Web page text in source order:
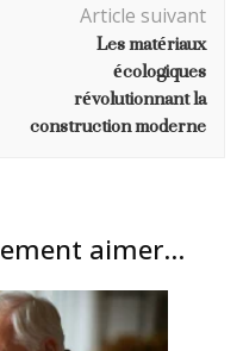
Article suivant
Les matériaux
écologiques
révolutionnant la
construction moderne
aimer...